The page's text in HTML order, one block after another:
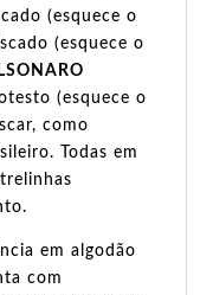
(esquece o
(esquece o
(esquece o
como
Todas em
em algodão
com